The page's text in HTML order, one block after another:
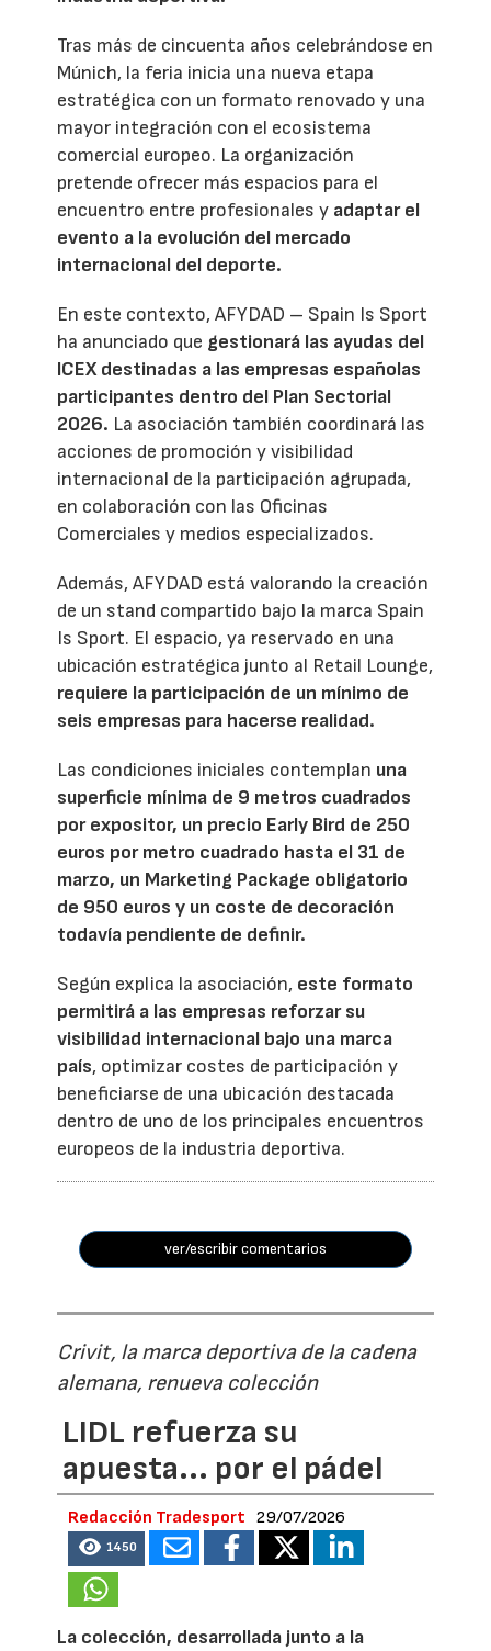
Tras más de cincuenta años celebrándose en
Múnich, la feria inicia una nueva etapa
estratégica con un formato renovado y una
mayor integración con el ecosistema
comercial europeo. La organización
pretende ofrecer más espacios para el
encuentro entre profesionales y adaptar el
evento a la evolución del mercado
internacional del deporte.
En este contexto, AFYDAD – Spain Is Sport
ha anunciado que gestionará las ayudas del
ICEX destinadas a las empresas españolas
participantes dentro del Plan Sectorial
2026. La asociación también coordinará las
acciones de promoción y visibilidad
internacional de la participación agrupada,
en colaboración con las Oficinas
Comerciales y medios especializados.
Además, AFYDAD está valorando la creación
de un stand compartido bajo la marca Spain
Is Sport. El espacio, ya reservado en una
ubicación estratégica junto al Retail Lounge,
requiere la participación de un mínimo de
seis empresas para hacerse realidad.
Las condiciones iniciales contemplan una
superficie mínima de 9 metros cuadrados
por expositor, un precio Early Bird de 250
euros por metro cuadrado hasta el 31 de
marzo, un Marketing Package obligatorio
de 950 euros y un coste de decoración
todavía pendiente de definir.
Según explica la asociación, este formato
permitirá a las empresas reforzar su
visibilidad internacional bajo una marca
país, optimizar costes de participación y
beneficiarse de una ubicación destacada
dentro de uno de los principales encuentros
europeos de la industria deportiva.
ver/escribir comentarios
Crivit, la marca deportiva de la cadena
alemana, renueva colección
LIDL refuerza su
apuesta... por el pádel
Redacción Tradesport 29/07/2026
1450
La colección, desarrollada junto a la